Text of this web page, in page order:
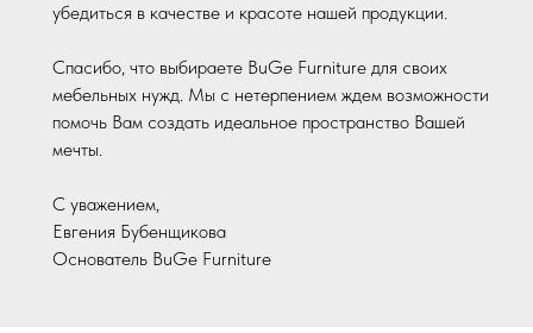
убедиться в качестве и красоте нашей продукции.
Спасибо, что выбираете BuGe Furniture для своих
мебельных нужд. Мы с нетерпением ждем возможности
помочь Вам создать идеальное пространство Вашей
мечты.
С уважением,
Евгения Бубенщикова
Основатель BuGe Furniture